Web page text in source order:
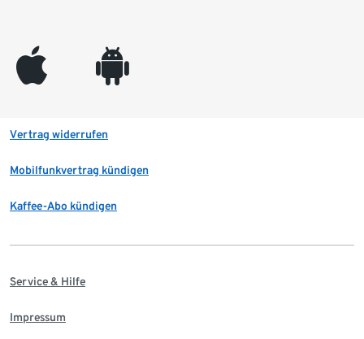
appleinc android
Vertrag widerrufen
Mobilfunkvertrag kündigen
Kaffee-Abo kündigen
Service & Hilfe
Impressum